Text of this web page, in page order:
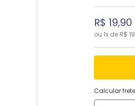
R$ 19,90
ou 1x de R$ 19
Calcular